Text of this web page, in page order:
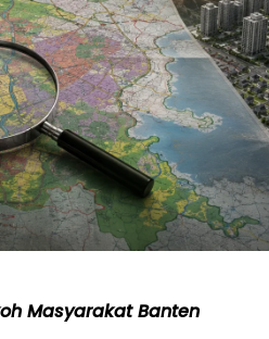
Masyarakat Banten